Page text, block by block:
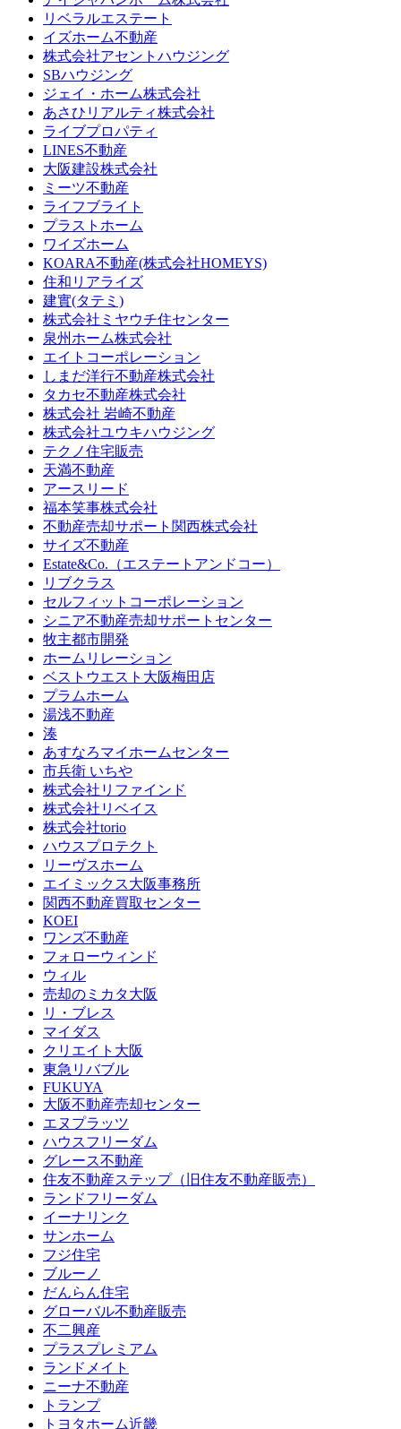
リベラルエステート
イズホーム不動産
株式会社アセントハウジング
SBハウジング
ジェイ・ホーム株式会社
あさひリアルティ株式会社
ライブプロパティ
LINES不動産
大阪建設株式会社
ミーツ不動産
ライフブライト
プラストホーム
ワイズホーム
KOARA不動産(株式会社HOMEYS)
住和リアライズ
建實(タテミ)
株式会社ミヤウチ住センター
泉州ホーム株式会社
エイトコーポレーション
しまだ洋行不動産株式会社
タカセ不動産株式会社
株式会社 岩崎不動産
株式会社ユウキハウジング
テクノ住宅販売
天満不動産
アースリード
福本笑事株式会社
不動産売却サポート関西株式会社
サイズ不動産
Estate&Co.（エステートアンドコー）
リブクラス
セルフィットコーポレーション
シニア不動産売却サポートセンター
牧主都市開発
ホームリレーション
ベストウエスト大阪梅田店
プラムホーム
湯浅不動産
湊
あすなろマイホームセンター
市兵衛 いちや
株式会社リファインド
株式会社リベイス
株式会社torio
ハウスプロテクト
リーヴスホーム
エイミックス大阪事務所
関西不動産買取センター
KOEI
ワンズ不動産
フォローウィンド
ウィル
売却のミカタ大阪
リ・ブレス
マイダス
クリエイト大阪
東急リバブル
FUKUYA
大阪不動産売却センター
エヌプラッツ
ハウスフリーダム
グレース不動産
住友不動産ステップ（旧住友不動産販売）
ランドフリーダム
イーナリンク
サンホーム
フジ住宅
ブルーノ
だんらん住宅
グローバル不動産販売
不二興産
プラスプレミアム
ランドメイト
ニーナ不動産
トランプ
トヨタホーム近畿